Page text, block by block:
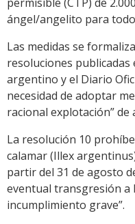
ángel/angelito para
Las medidas se
resoluciones
argentino y el Diario
necesidad de adoptar
racional explotación” de
La resolución 10
calamar (Illex
partir del 31 de agosto
eventual transgresión a
incumplimiento grave”.